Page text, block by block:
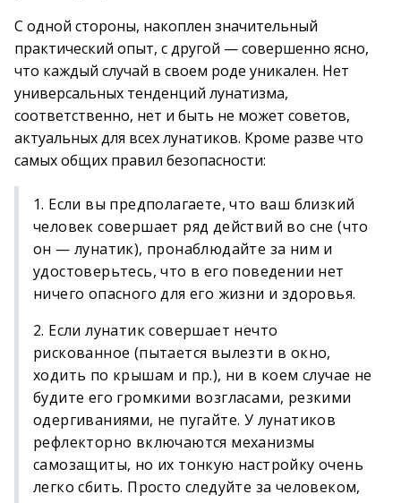
С одной стороны, накоплен значительный
практический опыт, с другой — совершенно ясно,
что каждый случай в своем роде уникален. Нет
универсальных тенденций лунатизма,
соответственно, нет и быть не может советов,
актуальных для всех лунатиков. Кроме разве что
самых общих правил безопасности:
1. Если вы предполагаете, что ваш близкий
человек совершает ряд действий во сне (что
он — лунатик), пронаблюдайте за ним и
удостоверьтесь, что в его поведении нет
ничего опасного для его жизни и здоровья.
2. Если лунатик совершает нечто
рискованное (пытается вылезти в окно,
ходить по крышам и пр.), ни в коем случае не
будите его громкими возгласами, резкими
одергиваниями, не пугайте. У лунатиков
рефлекторно включаются механизмы
самозащиты, но их тонкую настройку очень
легко сбить. Просто следуйте за человеком,